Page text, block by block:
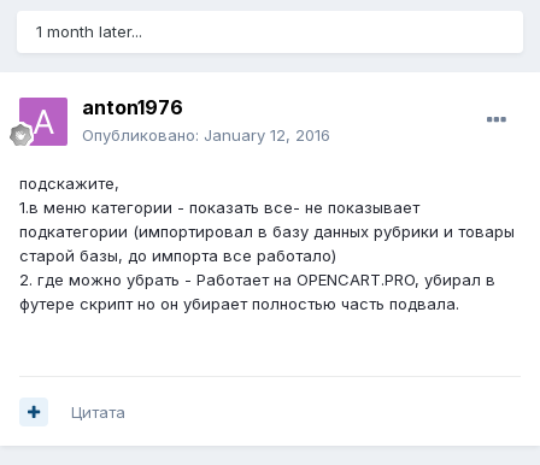
1 month later...
anton1976
Опубликовано: January 12, 2016
подскажите,
1.в меню категории - показать все- не показывает
подкатегории (импортировал в базу данных рубрики и товары
старой базы, до импорта все работало)
2. где можно убрать - Работает на OPENCART.PRO, убирал в
футере скрипт но он убирает полностью часть подвала.
Цитата